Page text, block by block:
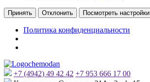
Принять Отклонить Посмотреть настройки
Политика конфиденциальности
+7 (4942) 49 42 42 +7 953 666 17 00